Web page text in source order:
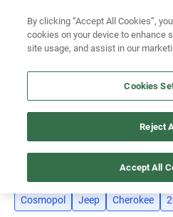
AUTOS JEEP CHEROKEE 2014 COSMOPOL
Busca por marca
Cosmopol Jeep Cherokee
By clicking “Accept All Cookies”,
cookies on your device to enhance
site usage, and assist in our
Cookies
Reject
Accept All